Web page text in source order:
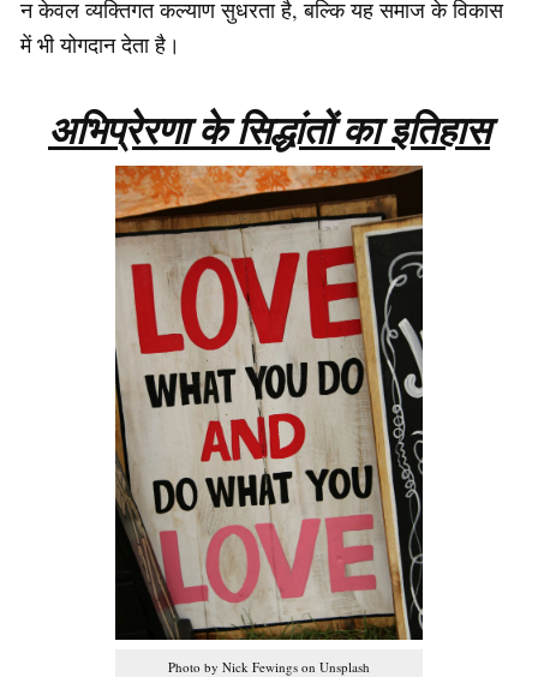
न केवल व्यक्तिगत कल्याण सुधरता है, बल्कि यह समाज के विकास
में भी योगदान देता है।
अभिप्रेरणा के सिद्धांतों का इतिहास
Photo by Nick Fewings on Unsplash